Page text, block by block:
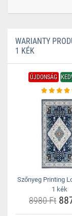
WARIANTY
1 KÉK
ÚJDONSÁG
Szőnyeg Printing
1 kék
8980 Ft